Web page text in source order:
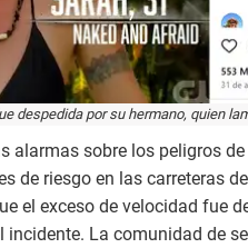
despedida por su hermano, quien
alarmas sobre los peligros
de riesgo en las carreteras
el exceso de velocidad fue
incidente. La comunidad de